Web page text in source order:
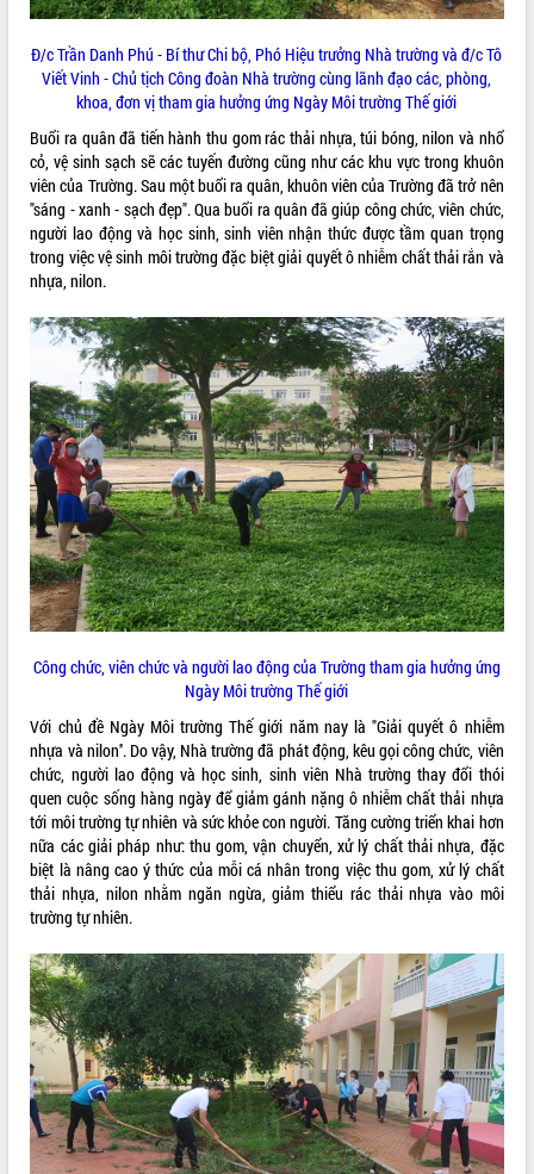
VIDEO
Không có file video nào để phát.
ALBUM ẢNH
LIÊN KẾT WEB
THỐNG KÊ TRUY CẬP
Hôm nay: 37754
Tất cả:
66083077
Đ/c Trần Danh Phú - Bí thư Chi bộ, Phó Hiệu trưởng Nhà trường và đ/c Tô
Viết Vinh - Chủ tịch Công đoàn Nhà trường cùng lãnh đạo các, phòng,
khoa, đơn vị tham gia hưởng ứng Ngày Môi trường Thế giới
Buổi ra quân đã tiến hành thu gom rác thải nhựa, túi bóng, nilon và nhổ
cỏ, vệ sinh sạch sẽ các tuyến đường cũng như các khu vực trong khuôn
viên của Trường. Sau một buổi ra quân, khuôn viên của Trường đã trở nên
"sáng - xanh - sạch đẹp". Qua buổi ra quân đã giúp công chức, viên chức,
người lao động và học sinh, sinh viên nhận thức được tầm quan trọng
trong việc vệ sinh môi trường đặc biệt giải quyết ô nhiễm chất thải rắn và
nhựa, nilon.
Công chức, viên chức và người lao động của Trường tham gia hưởng ứng
Ngày Môi trường Thế giới
Với chủ đề Ngày Môi trường Thế giới năm nay là "Giải quyết ô nhiễm
nhựa và nilon''. Do vậy, Nhà trường đã phát động, kêu gọi công chức, viên
chức, người lao động và học sinh, sinh viên Nhà trường thay đổi thói
quen cuộc sống hàng ngày để giảm gánh nặng ô nhiễm chất thải nhựa
tới môi trường tự nhiên và sức khỏe con người. Tăng cường triển khai hơn
nữa các giải pháp như: thu gom, vận chuyển, xử lý chất thải nhựa, đặc
biệt là nâng cao ý thức của mỗi cá nhân trong việc thu gom, xử lý chất
thải nhựa, nilon nhằm ngăn ngừa, giảm thiểu rác thải nhựa vào môi
trường tự nhiên.